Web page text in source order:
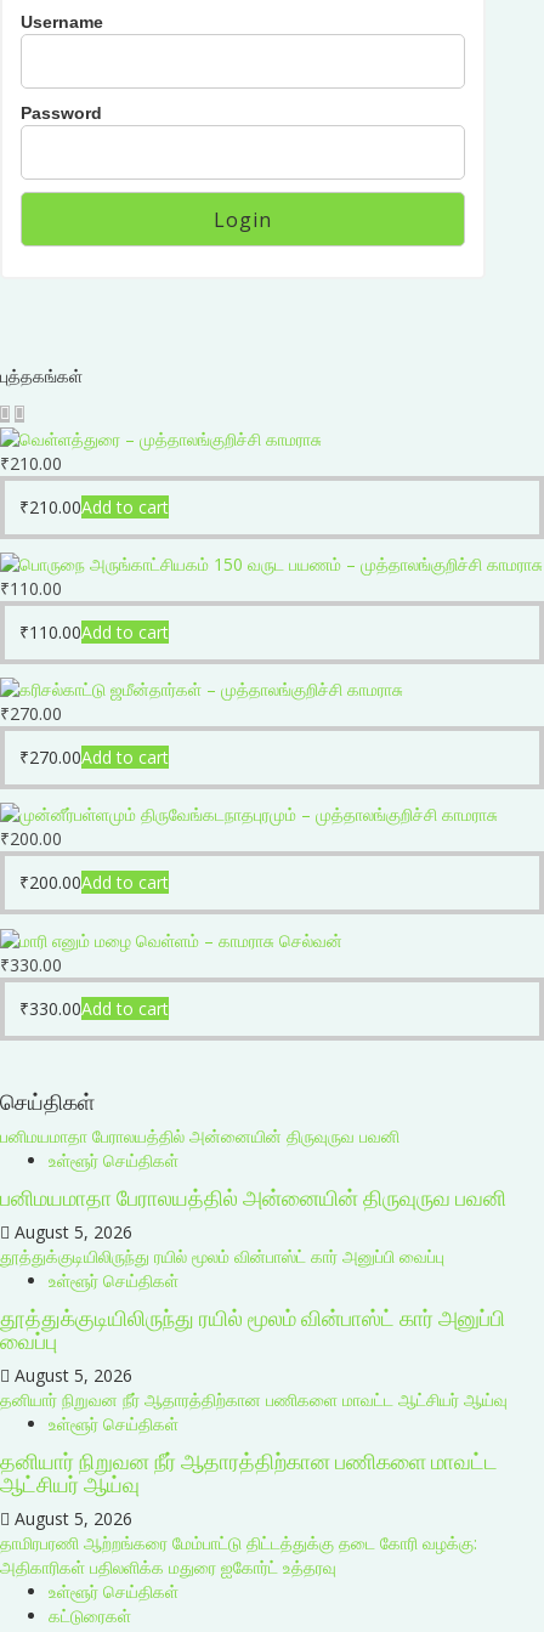
Username
Password
புத்தகங்கள்
₹210.00
₹210.00Add to cart
₹110.00
₹110.00Add to cart
₹270.00
₹270.00Add to cart
₹200.00
₹200.00Add to cart
₹330.00
₹330.00Add to cart
செய்திகள்
பனிமயமாதா பேராலயத்தில் அன்னையின் திருவுருவ பவனி
உள்ளூர் செய்திகள்
பனிமயமாதா பேராலயத்தில் அன்னையின் திருவுருவ பவனி
August 5, 2026
தூத்துக்குடியிலிருந்து ரயில் மூலம் வின்பாஸ்ட் கார் அனுப்பி வைப்பு
உள்ளூர் செய்திகள்
தூத்துக்குடியிலிருந்து ரயில் மூலம் வின்பாஸ்ட் கார் அனுப்பி
வைப்பு
August 5, 2026
தனியார் நிறுவன நீர் ஆதாரத்திற்கான பணிகளை மாவட்ட ஆட்சியர் ஆய்வு
உள்ளூர் செய்திகள்
தனியார் நிறுவன நீர் ஆதாரத்திற்கான பணிகளை மாவட்ட
ஆட்சியர் ஆய்வு
August 5, 2026
தாமிரபரணி ஆற்றங்கரை மேம்பாட்டு திட்டத்துக்கு தடை கோரி வழக்கு:
அதிகாரிகள் பதிலளிக்க மதுரை ஐகோர்ட் உத்தரவு
உள்ளூர் செய்திகள்
கட்டுரைகள்